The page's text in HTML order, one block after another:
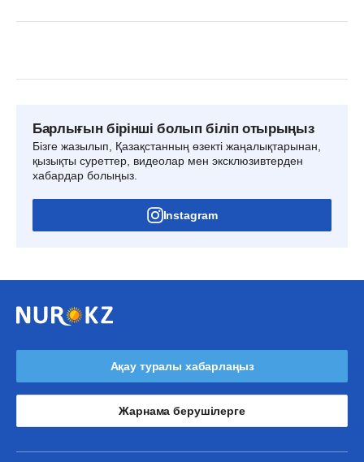
Барлығын бірінші болып біліп отырыңыз
Бізге жазылып, Қазақстанның өзекті жаңалықтарынан,
қызықты суреттер, видеолар мен эксклюзивтерден
хабардар болыңыз.
Instagram
Ақау туралы хабарлаңыз
Жарнама берушілерге